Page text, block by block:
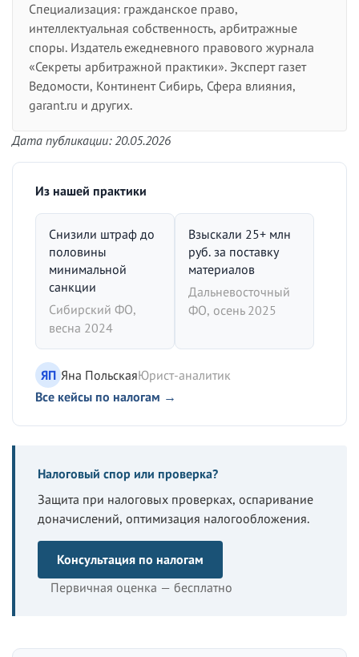
Специализация: гражданское право,
интеллектуальная собственность, арбитражные
споры. Издатель ежедневного правового журнала
«Секреты арбитражной практики». Эксперт газет
Ведомости, Континент Сибирь, Сфера влияния,
garant.ru и других.
Дата публикации: 20.05.2026
Из нашей практики
Снизили штраф до
половины
минимальной
санкции
Сибирский ФО,
весна 2024
Взыскали 25+ млн
руб. за поставку
материалов
Дальневосточный
ФО, осень 2025
ЯП Яна ПольскаяЮрист-аналитик
Все кейсы по налогам →
Налоговый спор или проверка?
Защита при налоговых проверках, оспаривание
доначислений, оптимизация налогообложения.
Консультация по налогам
Первичная оценка — бесплатно